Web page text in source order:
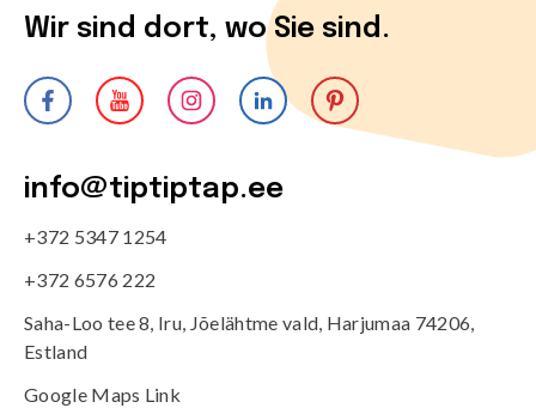
Wir sind dort, wo Sie sind.
info@tiptiptap.ee
+372 5347 1254
+372 6576 222
Saha-Loo tee 8, Iru, Jõelähtme vald, Harjumaa 74206,
Estland
Google Maps Link